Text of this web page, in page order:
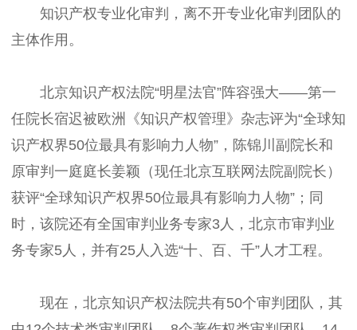
知识产权专业化审判，离不开专业化审判团队的
主体作用。
北京知识产权法院“明星法官”阵容强大——第一
任院长宿迟被欧洲《知识产权管理》杂志评为“全球知
识产权界50位最具有影响力人物”，陈锦川副院长和
原审判一庭庭长姜颖（现任北京互联网法院副院长）
获评“全球知识产权界50位最具有影响力人物”；同
时，该院还有全国审判业务专家3人，北京市审判业
务专家5人，并有25人入选“十、百、千”人才工程。
现在，北京知识产权法院共有50个审判团队，其